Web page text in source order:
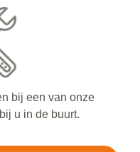
bij een van onze
u in de buurt.